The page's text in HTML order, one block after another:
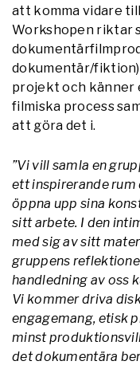
att komma vidare
Workshopen riktar
dokumentär/
projekt och känner
filmiska process
att göra det i.
”Vi vill samla en
ett inspirerande rum
öppna upp sina
sitt arbete. I den
med sig av sitt
gruppens
handledning av oss
Vi kommer driva
engagemang, etisk
minst
det dokumentära